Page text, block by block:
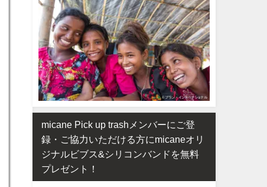
micane Pick up trashメンバーにご登
録・ご協力いただける方にmicaneオリ
ジナルビブス&シリコンバンドを無料
プレゼント！